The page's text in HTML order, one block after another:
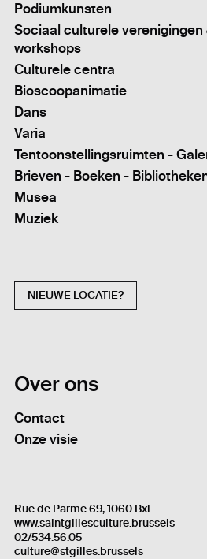
Podiumkunsten
Sociaal culturele
workshops
Culturele centra
Bioscoopanimatie
Dans
Varia
Tentoonstellingsruimten -
Brieven - Boeken -
Musea
Muziek
NIEUWE LOCATIE?
Over ons
Contact
Onze visie
Rue de Parme 69, 1060 Bxl
www.saintgillesculture.brussels
02/534.56.05
culture@stgilles.brussels